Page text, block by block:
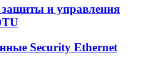
защиты и управления
Security Ethernet